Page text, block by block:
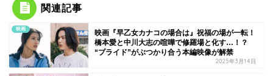
関連記事
映画
映画『早乙女カナコの場合は』祝福の場が一転！
橋本愛と中川大志の喧嘩で修羅場と化す…！？
“プライド”がぶつかり合う本編映像が解禁
2025年3月14日